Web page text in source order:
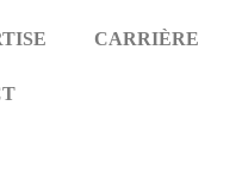
CARRIÈRE